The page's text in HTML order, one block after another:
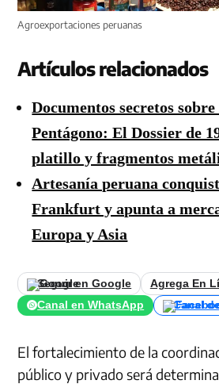
Agroexportaciones peruanas
Artículos relacionados
Documentos secretos
Pentágono: El Dossier de
platillo y fragmentos
Artesanía peruana
Frankfurt y apunta a
Europa y Asia
Seguir en Google
Agrega En
Canal en WhatsApp
Canal
El fortalecimiento de la
público y privado será